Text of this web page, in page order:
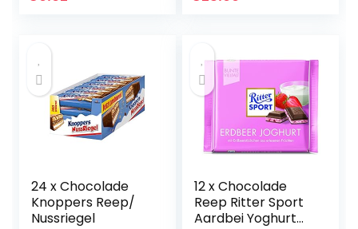
24 x Chocolade
Knoppers Reep/
Nussriegel
12 x Chocolade
Reep Ritter Sport
Aardbei Yoghurt